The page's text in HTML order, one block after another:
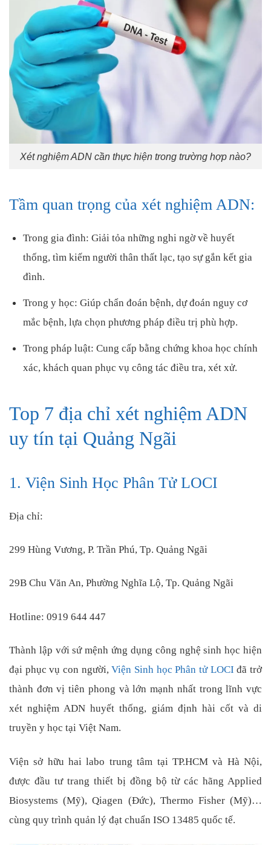
Xét nghiệm ADN cần thực hiện trong trường hợp nào?
Tầm quan trọng của xét nghiệm ADN:
Trong gia đình: Giải tỏa những nghi ngờ về huyết
thống, tìm kiếm người thân thất lạc, tạo sự gắn kết gia
đình.
Trong y học: Giúp chẩn đoán bệnh, dự đoán nguy cơ
mắc bệnh, lựa chọn phương pháp điều trị phù hợp.
Trong pháp luật: Cung cấp bằng chứng khoa học chính
xác, khách quan phục vụ công tác điều tra, xét xử.
Top 7 địa chỉ xét nghiệm ADN
uy tín tại Quảng Ngãi
1. Viện Sinh Học Phân Tử LOCI
Địa chỉ:
299 Hùng Vương, P. Trần Phú, Tp. Quảng Ngãi
29B Chu Văn An, Phường Nghĩa Lộ, Tp. Quảng Ngãi
Hotline: 0919 644 447
Thành lập với sứ mệnh ứng dụng công nghệ sinh học hiện
đại phục vụ con người,Viện Sinh học Phân tử LOCI đã trở
thành đơn vị tiên phong và lớn mạnh nhất trong lĩnh vực
xét nghiệm ADN huyết thống, giám định hài cốt và di
truyền y học tại Việt Nam.
Viện sở hữu hai labo trung tâm tại TP.HCM và Hà Nội,
được đầu tư trang thiết bị đồng bộ từ các hãng Applied
Biosystems (Mỹ), Qiagen (Đức), Thermo Fisher (Mỹ)…
cùng quy trình quản lý đạt chuẩn ISO 13485 quốc tế.